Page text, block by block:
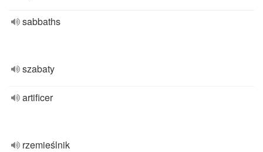
sabbaths
szabaty
artificer
rzemieślnik